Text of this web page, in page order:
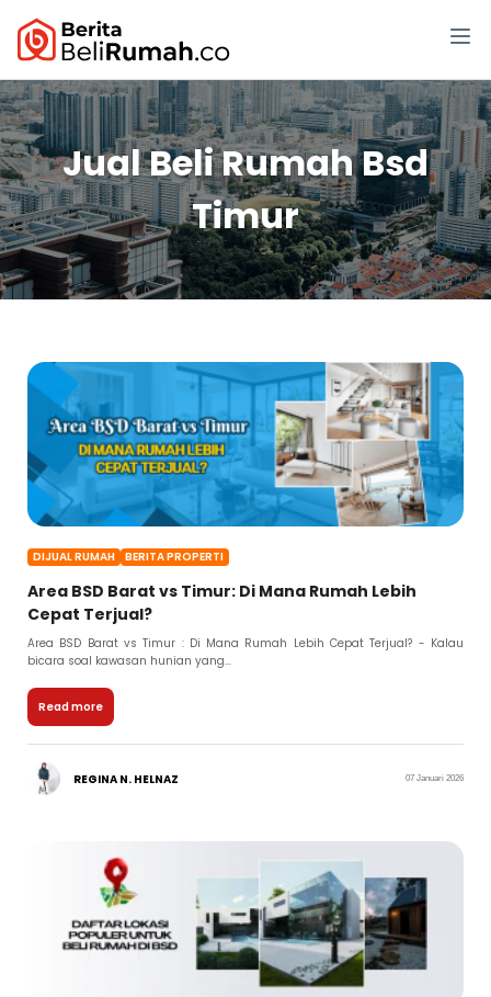
Jual Beli Rumah Bsd
Timur
DIJUAL RUMAH BERITA PROPERTI
Area BSD Barat vs Timur: Di Mana Rumah Lebih
Cepat Terjual?
Area BSD Barat vs Timur : Di Mana Rumah Lebih Cepat Terjual? - Kalau
bicara soal kawasan hunian yang...
Read more
REGINA N. HELNAZ 07 Januari 2026